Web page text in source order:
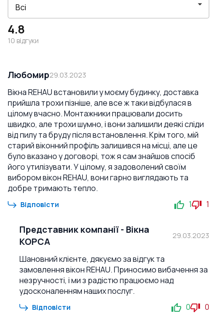
4.8
10 відгуки
Любомир29.03.2023
Вікна REHAU встановили у моєму будинку, доставка
прийшла трохи пізніше, але все ж таки відбулася в
цілому вчасно. Монтажники працювали досить
швидко, але трохи шумно, і вони залишили деякі сліди
від пилу та бруду після встановлення. Крім того, мій
старий віконний профіль залишився на місці, але це
було вказано у договорі, тож я сам знайшов спосіб
його утилізувати. У цілому, я задоволений своїм
вибором вікон REHAU, вони гарно виглядають та
добре тримають тепло.
Відповісти 1 1
Представник компанії - Вікна
КОРСА
29.03.2023
Шановний клієнте, дякуємо за відгук та
замовлення вікон REHAU. Приносимо вибачення за
незручності, і ми з радістю працюємо над
удосконаленням наших послуг.
Відповісти 0 0